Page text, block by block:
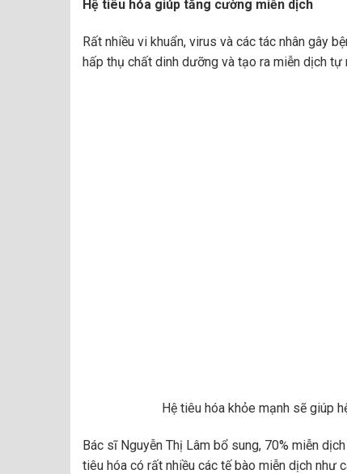
Hệ tiêu hóa giúp tăng cường miễn dịch
Rất nhiều vi khuẩn, virus và các tác nhân gây
hấp thụ chất dinh dưỡng và tạo ra miễn dịch tự
Hệ tiêu hóa khỏe mạnh sẽ giúp
Bác sĩ Nguyễn Thị Lâm bổ sung, 70% miễn
tiêu hóa có rất nhiều các tế bào miễn dịch như